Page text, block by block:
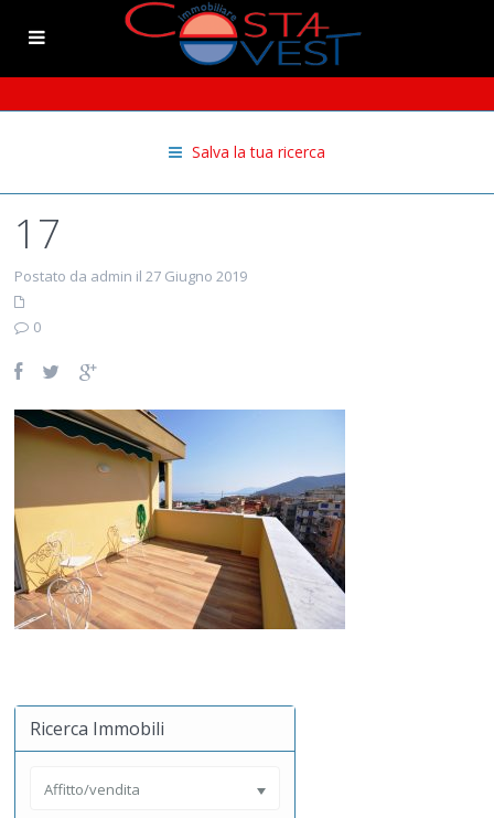
Salva la tua ricerca
17
Postato da admin il 27 Giugno 2019
0
Ricerca Immobili
Affitto/vendita